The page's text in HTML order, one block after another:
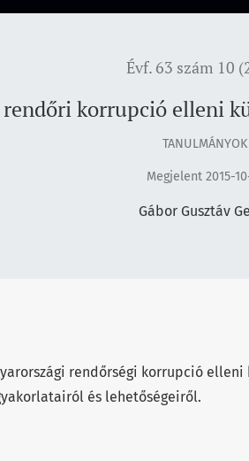
Évf. 63 szám 10
rendőri korrupció elleni
TANULMÁNYOK
Megjelent 2015-
Gábor Gusztáv
rendőrségi korrupció elleni
és lehetőségeiről.